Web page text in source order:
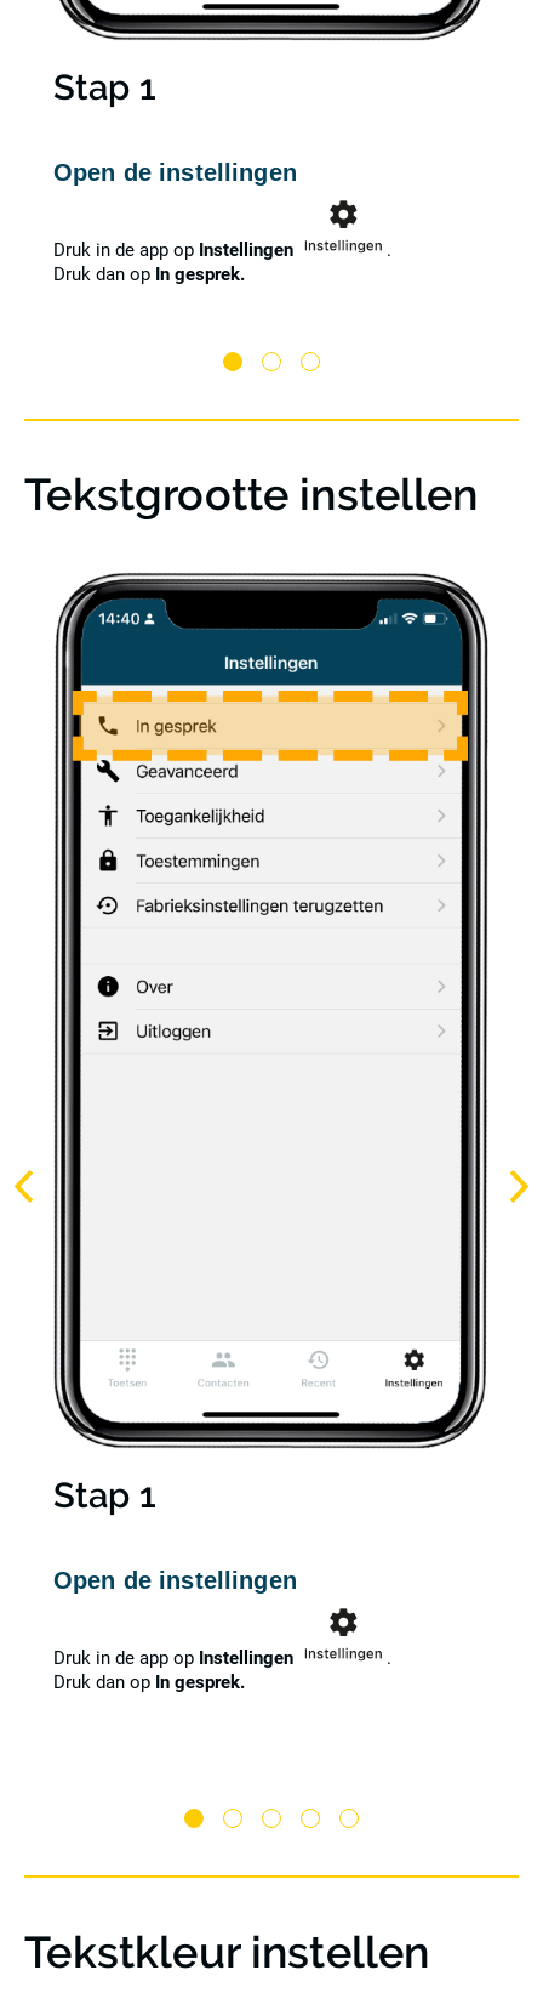
Stap 1
Open de instellingen
Druk in de app op Instellingen
.
Druk dan op In gesprek.
Tekstgrootte instellen
Stap 1
Open de instellingen
Druk in de app op Instellingen
.
Druk dan op In gesprek.
Tekstkleur instellen